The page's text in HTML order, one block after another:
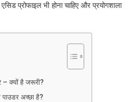
प्रोफाइल भी होना चाहिए और प्रयोगशाला
– क्यों है जरूरी?
पाउडर अच्छा है?